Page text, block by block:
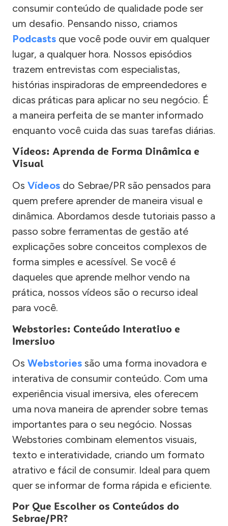
consumir conteúdo de qualidade pode ser
um desafio. Pensando nisso, criamos
Podcasts que você pode ouvir em qualquer
lugar, a qualquer hora. Nossos episódios
trazem entrevistas com especialistas,
histórias inspiradoras de empreendedores e
dicas práticas para aplicar no seu negócio. É
a maneira perfeita de se manter informado
enquanto você cuida das suas tarefas diárias.
Vídeos: Aprenda de Forma Dinâmica e
Visual
Os Vídeos do Sebrae/PR são pensados para
quem prefere aprender de maneira visual e
dinâmica. Abordamos desde tutoriais passo a
passo sobre ferramentas de gestão até
explicações sobre conceitos complexos de
forma simples e acessível. Se você é
daqueles que aprende melhor vendo na
prática, nossos vídeos são o recurso ideal
para você.
Webstories: Conteúdo Interativo e
Imersivo
Os Webstories são uma forma inovadora e
interativa de consumir conteúdo. Com uma
experiência visual imersiva, eles oferecem
uma nova maneira de aprender sobre temas
importantes para o seu negócio. Nossas
Webstories combinam elementos visuais,
texto e interatividade, criando um formato
atrativo e fácil de consumir. Ideal para quem
quer se informar de forma rápida e eficiente.
Por Que Escolher os Conteúdos do
Sebrae/PR?